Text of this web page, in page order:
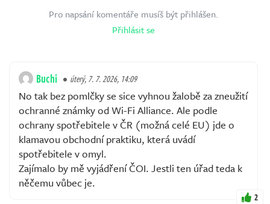
Pro napsání komentáře musíš být přihlášen.
Přihlásit se
Buchi úterý, 7. 7. 2026, 14:09
No tak bez pomlčky se sice vyhnou žalobě za zneužití
ochranné známky od Wi-Fi Alliance. Ale podle
ochrany spotřebitele v ČR (možná celé EU) jde o
klamavou obchodní praktiku, která uvádí
spotřebitele v omyl.
Zajímalo by mě vyjádření ČOI. Jestli ten úřad teda k
něčemu vůbec je.
2